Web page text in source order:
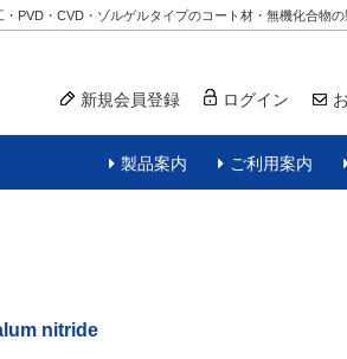
PVD・CVD・ゾルゲルタイプのコート材・無機化合物
新規会員登録 ログイン
製品案内 ご利用案内
nitride